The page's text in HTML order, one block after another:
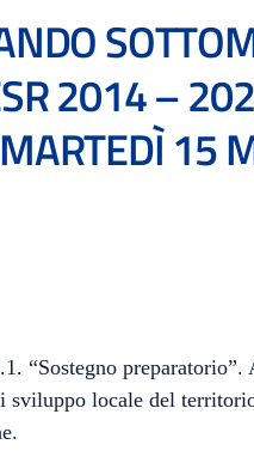
2014 –
15
“Sostegno
sviluppo locale del